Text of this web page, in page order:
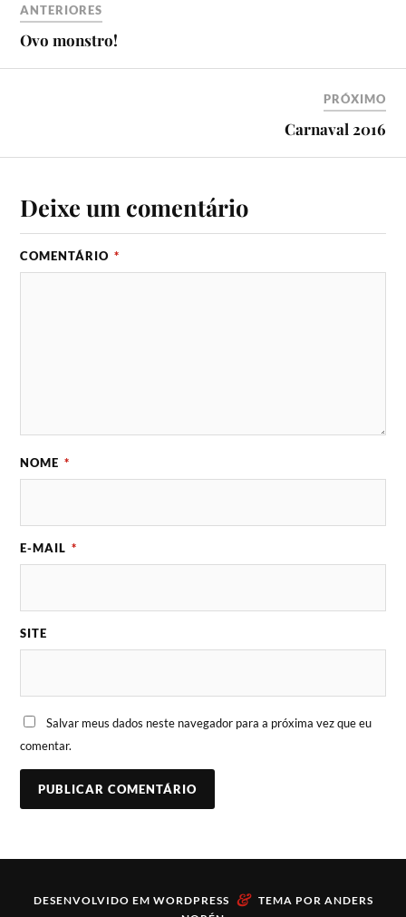
ANTERIORES
Ovo monstro!
PRÓXIMO
Carnaval 2016
Deixe um comentário
COMENTÁRIO *
NOME *
E-MAIL *
SITE
Salvar meus dados neste navegador para a próxima vez que eu
comentar.
DESENVOLVIDO EM WORDPRESS & TEMA POR ANDERS